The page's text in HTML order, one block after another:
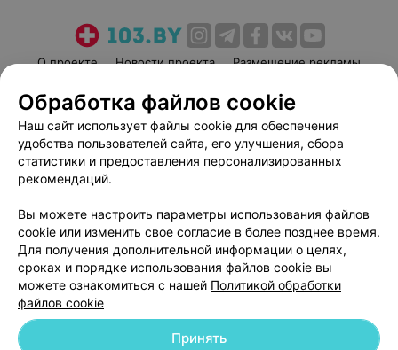
О проекте Новости проекта
Размещение рекламы
Пользовательское соглашение
Способы оплаты
Вакансии
Партнеры
Написать руководителю 103.by
Персональные настройки cookie
Обработка персональных данных
Обработка файлов cookie
Наш сайт использует файлы cookie для обеспечения
удобства пользователей сайта, его улучшения, сбора
статистики и предоставления персонализированных
рекомендаций.
Вы можете настроить параметры использования файлов
cookie или изменить свое согласие в более позднее время.
Для получения дополнительной информации о целях,
сроках и порядке использования файлов cookie вы
можете ознакомиться с нашей Политикой обработки
файлов cookie
Принять